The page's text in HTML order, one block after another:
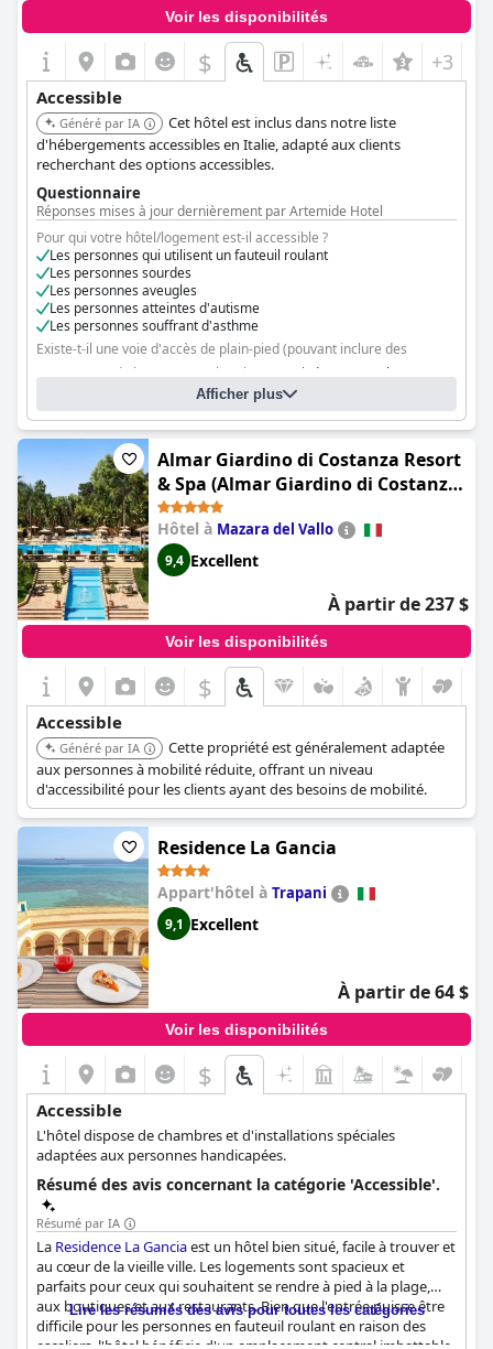
Voir les disponibilités
$ +3
Accessible
Généré par IA
Cet hôtel est inclus dans notre liste
d'hébergements accessibles en Italie, adapté aux clients
recherchant des options accessibles.
Questionnaire
Réponses mises à jour dernièrement par Artemide Hotel
Pour qui votre hôtel/logement est-il accessible ?
Les personnes qui utilisent un fauteuil roulant
Les personnes sourdes
Les personnes aveugles
Les personnes atteintes d'autisme
Les personnes souffrant d'asthme
Existe-t-il une voie d'accès de plain-pied (pouvant inclure des
ascenseurs) de la route aux chambres ? Oui, dans toutes les
Y a-t-il des installations que les clients qui utilisent un fauteuil roulant
ne peuvent pas atteindre ?
Afficher plus
Almar Giardino di Costanza Resort
& Spa (Almar Giardino di Costanza
Mazara del Vallo Resort & Spa)
Hôtel à Mazara del Vallo
9,4 Excellent
À partir de 237 $
Voir les disponibilités
$
Accessible
Généré par IA
Cette propriété est généralement adaptée
aux personnes à mobilité réduite, offrant un niveau
d'accessibilité pour les clients ayant des besoins de mobilité.
Residence La Gancia
Appart'hôtel à Trapani
9,1 Excellent
À partir de 64 $
Voir les disponibilités
$
Accessible
L'hôtel dispose de chambres et d'installations spéciales
adaptées aux personnes handicapées.
Résumé des avis concernant la catégorie 'Accessible'.
Résumé par IA
La Residence La Ganciaest un hôtel bien situé, facile à trouver et
au cœur de la vieille ville. Les logements sont spacieux et
parfaits pour ceux qui souhaitent se rendre à pied à la plage,
aux boutiques et aux restaurants. Bien que l'entrée puisse être
difficile pour les personnes en fauteuil roulant en raison des
Lire les résumés des avis pour toutes les catégories